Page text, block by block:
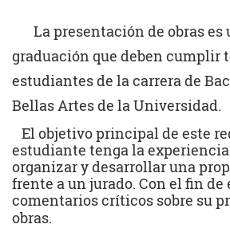
La presentación de obras es
graduación que deben cumplir
estudiantes de la carrera de
Bellas Artes de la Universidad.
El objetivo principal de este
estudiante tenga la
organizar y desarrollar una
frente a un jurado. Con el fin
comentarios críticos sobre su
obras.